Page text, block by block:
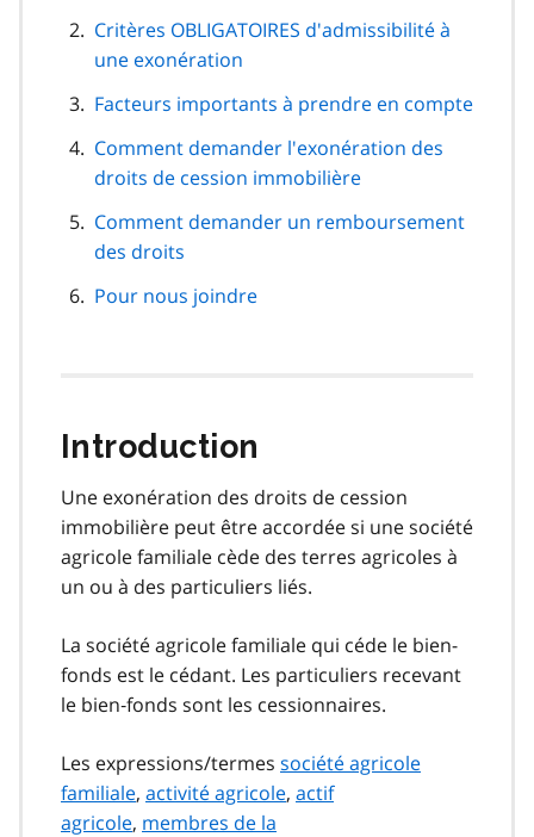
page
Critères OBLIGATOIRES d'admissibilité à
une exonération
Facteurs importants à prendre en compte
Comment demander l'exonération des
droits de cession immobilière
Comment demander un remboursement
des droits
Pour nous joindre
Introduction
Une exonération des droits de cession
immobilière peut être accordée si une société
agricole familiale cède des terres agricoles à
un ou à des particuliers liés.
La société agricole familiale qui céde le bien-
fonds est le cédant. Les particuliers recevant
le bien‑fonds sont les cessionnaires.
Les expressions/termes société agricole
familiale, activité agricole, actif
agricole, membres de la